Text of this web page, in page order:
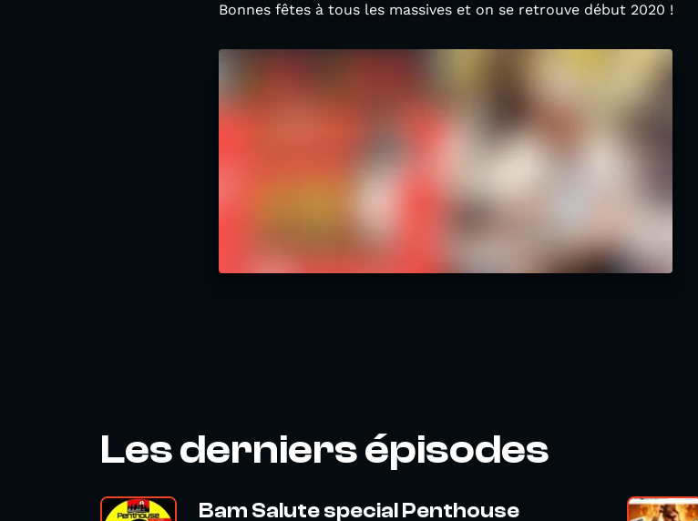
Bonnes fêtes à tous les massives et on se retrouve début 2020 !
Les derniers épisodes
Bam Salute special Penthouse